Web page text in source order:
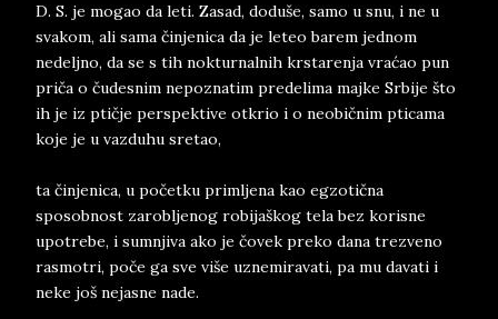
D. S. je mogao da leti. Zasad, doduše, samo u snu, i ne u
svakom, ali sama činjenica da je leteo barem jednom
nedeljno, da se s tih nokturnalnih krstarenja vraćao pun
priča o čudesnim nepoznatim predelima majke Srbije što
ih je iz ptičje perspektive otkrio i o neobičnim pticama
koje je u vazduhu sretao,
ta činjenica, u početku primljena kao egzotična
sposobnost zarobljenog robijaškog tela bez korisne
upotrebe, i sumnjiva ako je čovek preko dana trezveno
rasmotri, poče ga sve više uznemiravati, pa mu davati i
neke još nejasne nade.